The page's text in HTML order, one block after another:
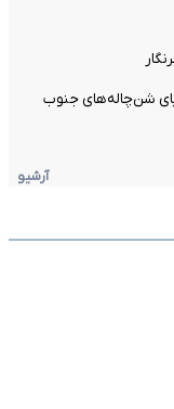
شن‌چاله‌های جنوب
آرشیو